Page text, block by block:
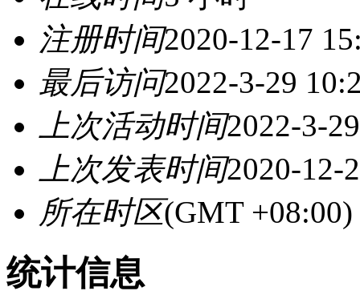
注册时间2020-12-17
最后访问2022-3-29
上次活动时间2022-3-
上次发表时间2020-12-
所在时区(GMT
统计信息